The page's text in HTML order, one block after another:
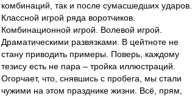
комбинаций, так и после сумасшедших ударов.
Классной игрой ряда воротчиков.
Комбинационной игрой. Волевой игрой.
Драматическими развязками. В цейтноте не
стану приводить примеры. Поверь, каждому
тезису есть не пара – тройка иллюстраций.
Огорчает, что, снявшись с пробега, мы стали
чужими на этом празднике жизни. Всё, прям,